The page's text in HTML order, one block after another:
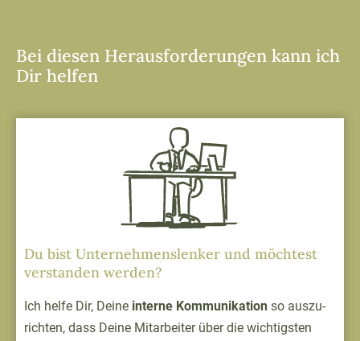
Bei diesen Herausforderungen kann ich
Dir helfen
Du bist Unternehmens­lenker und möchtest
verstanden werden?
Ich helfe Dir, Deine interne Kommunikation so auszu­
richten, dass Deine Mitarbeiter über die wichtigsten